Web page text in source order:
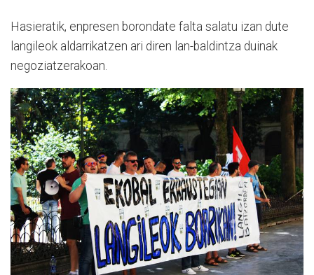
Hasieratik, enpresen borondate falta salatu izan dute
langileok aldarrikatzen ari diren lan-baldintza duinak
negoziatzerakoan.